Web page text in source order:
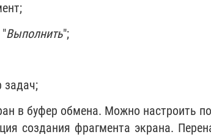
Выполнить";
задач;
в буфер обмена. Можно настроить
создания фрагмента экрана.